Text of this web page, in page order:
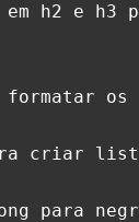
h2 e h3
os
listas
para